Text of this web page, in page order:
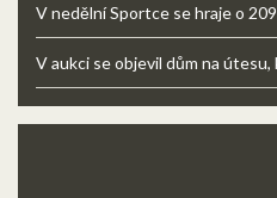
V nedělní Sportce se hraje o
V aukci se objevil dům na